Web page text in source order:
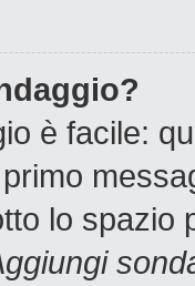
è facile:
lo spazio